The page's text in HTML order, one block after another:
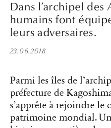
Dans l’archipel
humains font
leurs adversaires.
23.06.2018
Parmi les îles de
préfecture de
s’apprête à rejoindre le
patrimoine mondial.